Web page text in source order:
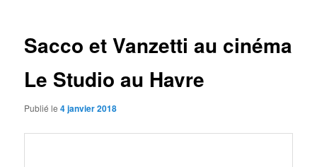
Sacco et Vanzetti au cinéma
Le Studio au Havre
Publié le4 janvier 2018